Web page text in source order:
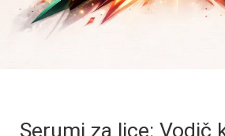
Serumi za lice: Vodič